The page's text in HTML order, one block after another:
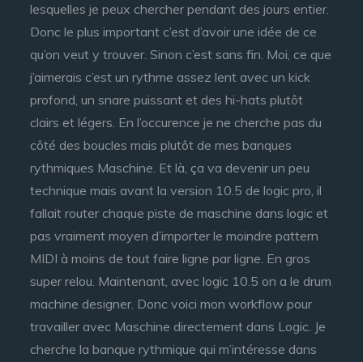
lesquelles je peux chercher pendant des jours entier.
Donc le plus important c’est d’avoir une idée de ce
qu’on veut y trouver. Sinon c’est sans fin. Moi, ce que
j’aimerais c’est un rythme assez lent avec un kick
profond, un snare puissant et des hi-hats plutôt
clairs et légers. En l’occurence je ne cherche pas du
côté des boucles mais plutôt de mes banques
rythmiques Maschine. Et là, ça va devenir un peu
technique mais avant la version 10.5 de logic pro, il
fallait router chaque piste de maschine dans logic et
pas vraiment moyen d’importer le moindre pattern
MIDI à moins de tout faire ligne par ligne. En gros
super relou. Maintenant, avec logic 10.5 on a le drum
machine designer. Donc voici mon workflow pour
travailler avec Maschine directement dans Logic. Je
cherche la banque rythmique qui m’intéresse dans